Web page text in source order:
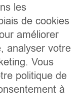
les
de cookies
améliorer
analyser votre
Vous
politique de
à